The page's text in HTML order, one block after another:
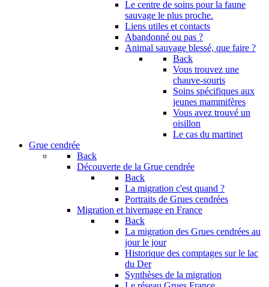
Le centre de soins pour la faune
sauvage le plus proche.
Liens utiles et contacts
Abandonné ou pas ?
Animal sauvage blessé, que faire ?
Back
Vous trouvez une
chauve-souris
Soins spécifiques aux
jeunes mammifères
Vous avez trouvé un
oisillon
Le cas du martinet
Grue cendrée
Back
Découverte de la Grue cendrée
Back
La migration c'est quand ?
Portraits de Grues cendrées
Migration et hivernage en France
Back
La migration des Grues cendrées au
jour le jour
Historique des comptages sur le lac
du Der
Synthèses de la migration